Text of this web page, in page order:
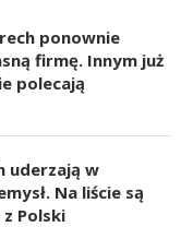
ponownie
firmę. Innym już
polecają
uderzają w
Na liście są
Polski